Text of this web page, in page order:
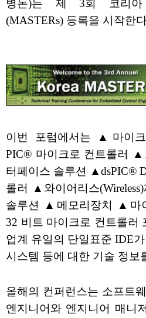
병돈)는 제 3회 코리아
(MASTERs) 등록을 시작한
이번 포럼에서는 ▲마이
PIC® 마이크로 컨트롤러 ▲
터페이스 솔루션 ▲dsPIC®
롤러 ▲와이어리스
솔루션 ▲메모리장치 ▲마
32 비트 마이크로 컨트롤러
업계 유일의 단일표준 IDE
시스템 등에 대한 기술 정보
올해의 컨퍼런스는 소프트
엔지니어와 엔지니어 매니